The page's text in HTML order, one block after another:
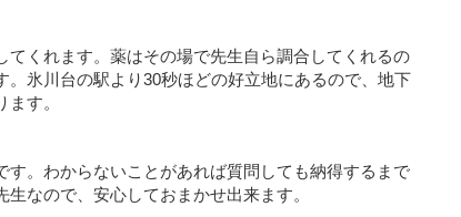
くれます。薬はその場で先生自ら調合してくれるの
氷川台の駅より30秒ほどの好立地にあるので、地下
す。
。わからないことがあれば質問しても納得するまで
なので、安心しておまかせ出来ます。